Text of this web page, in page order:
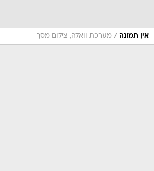
אין תמונה / מערכת וואלה, צילום מסך